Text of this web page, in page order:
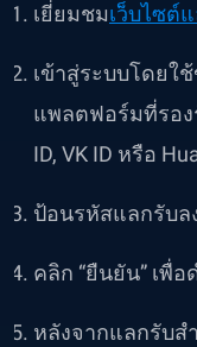
เยี่ยมชมเว็บไซต์
เข้าสู่ระบบโดยใ
แพลตฟอร์มที่รอง
ID, VK ID หรือ
ป้อนรหัสแลกรับ
คลิก “ยืนยัน” เพื่
หลังจากแลกรั